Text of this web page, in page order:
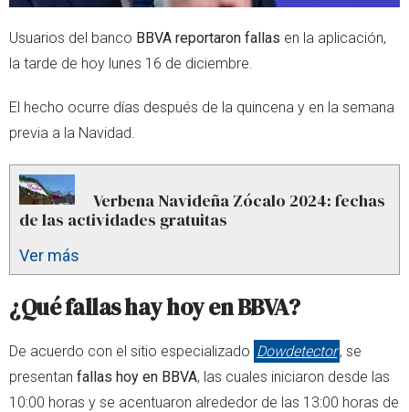
Usuarios del banco BBVA reportaron fallas en la aplicación,
la tarde de hoy lunes 16 de diciembre.
El hecho ocurre días después de la quincena y en la semana
previa a la Navidad.
Verbena Navideña Zócalo 2024: fechas
de las actividades gratuitas
Ver más
¿Qué fallas hay hoy en BBVA?
De acuerdo con el sitio especializado Dowdetector , se
presentan fallas hoy en BBVA, las cuales iniciaron desde las
10:00 horas y se acentuaron alrededor de las 13:00 horas de